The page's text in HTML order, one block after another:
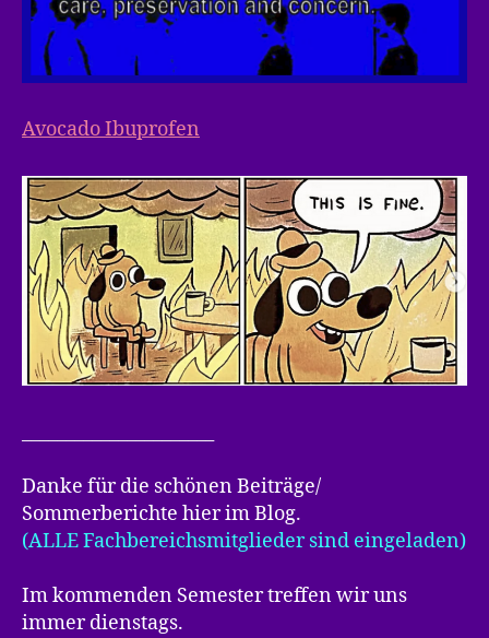
Avocado Ibuprofen
Danke für die schönen Beiträge/
Sommerberichte hier im Blog.
(ALLE Fachbereichsmitglieder sind eingeladen)
Im kommenden Semester treffen wir uns
immer dienstags.